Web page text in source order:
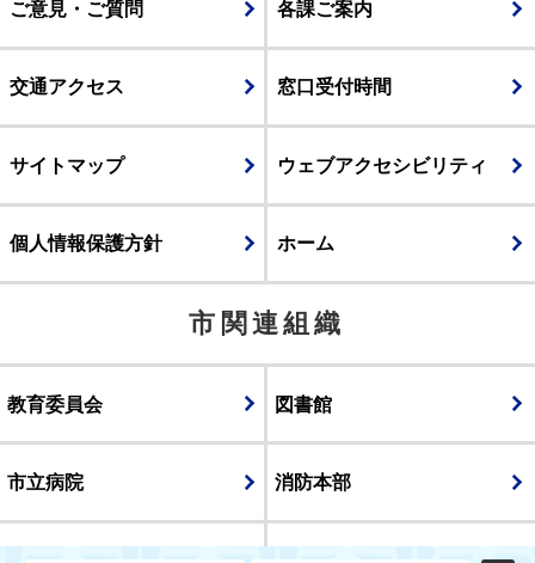
ご意見・ご質問 各課ご案内
交通アクセス 窓口受付時間
サイトマップ ウェブアクセシビリティ
個人情報保護方針 ホーム
市関連組織
教育委員会 図書館
市立病院 消防本部